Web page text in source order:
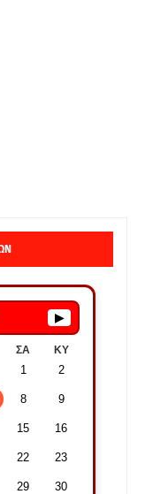
▶
ΣΑ ΚΥ
1 2
8 9
15 16
22 23
29 30